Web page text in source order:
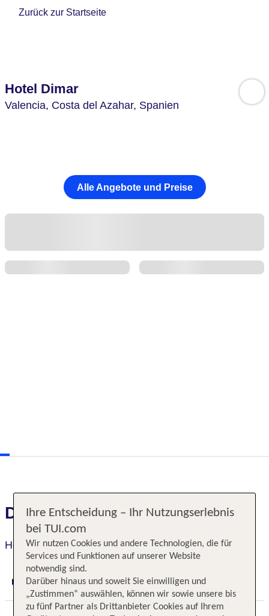
Zurück zur Startseite
Hotel Dimar
Valencia, Costa del Azahar, Spanien
Alle Angebote und Preise
Das erwartet Sie
Hotel Dimar
Digitaler und telefonischer 24/7 TUI Service
Ihre Entscheidung – Ihr Nutzungserlebnis
bei TUI.com
Wir nutzen Cookies und andere Technologien, die für
Services und Funktionen auf unserer Website
notwendig sind.
Darüber hinaus und soweit Sie einwilligen und
„Zustimmen“ auswählen, können wir sowie unsere bis
zu fünf Partner als Drittanbieter Cookies auf Ihrem